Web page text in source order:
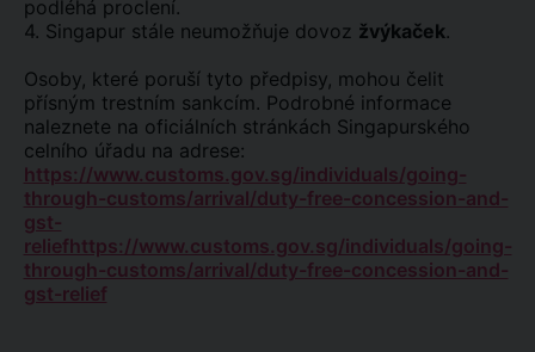
podléhá proclení.
4. Singapur stále neumožňuje dovoz žvýkaček.
Osoby, které poruší tyto předpisy, mohou čelit
přísným trestním sankcím. Podrobné informace
naleznete na oficiálních stránkách Singapurského
celního úřadu na adrese:
https://www.customs.gov.sg/individuals/going-
through-customs/arrival/duty-free-concession-and-
gst-
reliefhttps://www.customs.gov.sg/individuals/going-
through-customs/arrival/duty-free-concession-and-
gst-relief